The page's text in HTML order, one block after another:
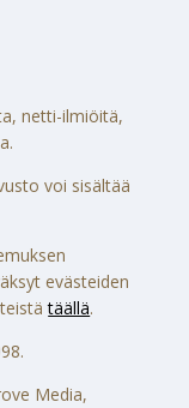
netti-ilmiöitä,
voi sisältää
evästeiden
täällä.
Media,